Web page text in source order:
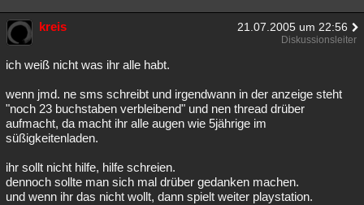
kreis 21.07.2005 um 22:56
Diskussionsleiter
ich weiß nicht was ihr alle habt.
wenn jmd. ne sms schreibt und irgendwann in der anzeige steht
"noch 23 buchstaben verbleibend" und nen thread drüber
aufmacht, da macht ihr alle augen wie 5jährige im
süßigkeitenladen.
ihr sollt nicht hilfe, hilfe schreien.
dennoch sollte man sich mal drüber gedanken machen.
und wenn ihr das nicht wollt, dann spielt weiter playstation.